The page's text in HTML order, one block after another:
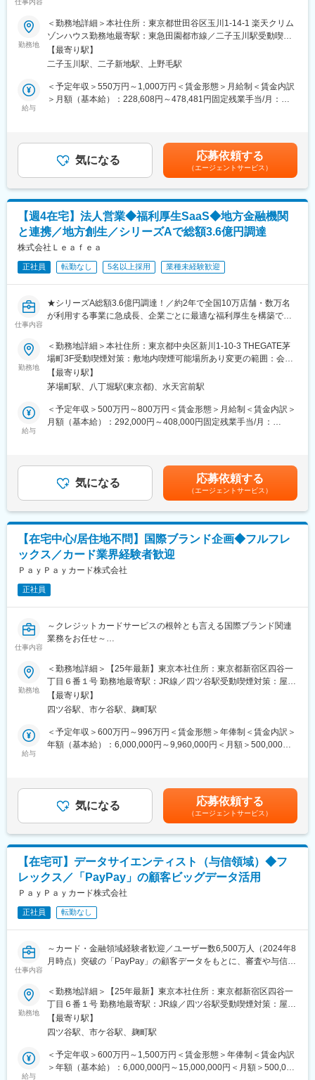
・副業OK
・残業：月間の平均残業時間は6時間程度。
・リモートワーク制度：自宅または会社の指定する就業場所な
ど、働く場所を任意で選択することができます。
■ポジションの魅力：
◎社会的インパクトの大きいデータに関われる
◎大規模なデータ処理を経験できる
数億レコード規模のデータを扱い、サービス本体、営業、マー
するスケーラブルな基盤を構築する経験ができます。
変更の範囲：無
仕事内容
す。ご入社後のパフォーマンスによって将来的には営業グループ
のリーダー・マネージャー、もしくは他部署へのキャリアステッ
プにて事業の中核を担っていただける方の募集となります。営業
スキルを高めるだけではなく、チーム運営やマネジメント領域へ
も踏み込んでいきたい、そして事業の成長とともに自身のキャリ
アアップをしていきたい意欲のある方を求めています。
・宿泊施設様の現状把握（アクセス人数、予約率、予約単価、予
約経路等）
・数値分析・課題抽出を通じ宿泊施設様の課題解決に繋がるソリ
・マーケティング部門・編成部門と連携したプロモーション企画
への参加促進提案
■ポジションの魅力：
【コンサルティング型の営業力やマーケティング知識が身に付
く】
ビジュアル設定や検索タグの最適化など、データと戦略を活用し
て集客効果を最大化するだけではなく、時には施設改修やメニュ
ー開発など、売上に直結するアイデアを一緒に考えることもあ
り、幅広いスキルを身に着けることが可能です。
国内シェアの拡大だけではなく、インバウンド需要に伴いよりサ
ービスとしての成長を拡大しています。
■事業について
採用情報・事業紹介・事業長メッセージ等：
https://corp.rakuten.co.jp/careers/travel/
勤務地
＜勤務地詳細＞本社住所：東京都世田谷区玉川1-14-1 楽天クリム
ゾンハウス勤務地最寄駅：東急田園都市線／二子玉川駅受動喫煙
対策：屋内全面禁煙変更の範囲：会社の定める事業所（リモート
ワーク含む）
【最寄り駅】
二子玉川駅、二子新地駅、上野毛駅
給与
＜予定年収＞550万円～1,000万円＜賃金形態＞月給制＜賃金内訳
＞月額（基本給）：228,608円～478,481円固定残業手当/月：
上記はあくまで想定であり、ご経験、スキルに応じ決定させて頂
きます。■昇給年2回■賞与年2回■決算賞与有賃金はあくまでも目
安の金額であり、選考を通じて上下する可能性があります。月給
(月額)は固定手当を含めた表記です。
気になる 応募依頼する
（エージェントサービス）
【週4在宅】法人営業◆福利厚生SaaS◆地方金融機関
と連携／地方創生／シリーズAで総額3.6億円調達
株式会社Ｌｅａｆｅａ
正社員 転勤なし 5名以上採用 業種未経験歓迎
仕事内容
★シリーズA総額3.6億円調達！／約2年で全国10万店舗・数万名
が利用する事業に急成長、企業ごとに最適な福利厚生を構築でき
★全国の地方金融機関と連携し、地方活性化を推進
★Forbes JAPAN「時代を担う新星たち 2026年注目の日本発スタ
ートアップ100選」に選出
数億円の資金調達を経た成長フェーズにおいて、パートナーセー
ルスをお任せいたします。
銀行員の育成や同行訪問を通じて中小企業への販売拡大を推進し
■業務詳細
（1）金融機関向けOEMサービスの拡販
（2）パートナー企業とのアライアンス推進
・金融機関、HR SaaS企業等と連携した提案機会の創出
・販促施策の企画・実行
（3）パートナー現場の成果最大化に向けた支援
・営業同行／共同提案による受注率向上支援
・数値改善に向けた施策立案・実行
・勉強会／セミナーの企画・実施
・将来的にスポーツチームが抱える収益課題（スポンサー依存）
の解決に向けた事業開発
■組織構成：約20名(20代～40代)
アライアンスセールスを担っていたメンバーなど在籍。
信頼関係を築きながら、数字・目標に捉われず中長期的な目線を
先輩社員への同行やマネジメントとのロープレを通じて業務を習
得いただきます。知識を身につけながら経験を積み、2週間～1か
月程度での独り立ちを目指していただくイメージです。
■同社
2022年創業。本格的な成長を目指すフェーズで、「福利厚生業界
で利用率No.1のアプリ開発」と「ユニークでスピード感のある事
業成長」を推進しています。
従業員はアプリを提示するだけで、全国の提携店舗（飲食店、フ
ィットネスジム、映画館、旅行、美容、育児・介護支援など）で
中小企業を中心に導入が拡大中です。
勤務地
＜勤務地詳細＞本社住所：東京都中央区新川1-10-3 THEGATE茅
場町3F受動喫煙対策：敷地内喫煙可能場所あり変更の範囲：会社
の定める事業所（リモートワーク含む）
【最寄り駅】
茅場町駅、八丁堀駅(東京都)、水天宮前駅
給与
＜予定年収＞500万円～800万円＜賃金形態＞月給制＜賃金内訳＞
月額（基本給）：292,000円～408,000円固定残業手当/月：
出張手当：1泊あたり3,000円支給いたします。賃金はあくまでも
目安の金額であり、選考を通じて上下する可能性があります。月
給(月額)は固定手当を含めた表記です。
気になる 応募依頼する
（エージェントサービス）
【在宅中心/居住地不問】国際ブランド企画◆フルフレ
ックス／カード業界経験者歓迎
ＰａｙＰａｙカード株式会社
正社員
仕事内容
～クレジットカードサービスの根幹とも言える国際ブランド関連
業務をお任せ～
■具体的な業務内容：
・国際ブランドへの各種申請、報告
・国際ブランドからの情報収集、
ならびにグローバル基準に則したクレジットカードのソリューシ
ョン導入等の企画検討
・国際ブランドのルール等に沿った業務の企画・立案・推進
・国際ブランドとのイシュイング
クレジットカードサービスの根幹とも言える国際ブランド関連の
業務に携わることにより、会社への貢献度が高い業務です。
ブランドとのインセンティブ交渉を通じた直接的な利益貢献に加
■組織・チーム紹介：
当ポジションが属する事業推進本部は、ビジネス開発部・ビジネ
ス推進部・ファンドソースマネジメント部・キャッシング推進部
から構成される組織です。
今回募集となる国際ブランド企画グループが属しているビジネス
開発部は、新規ビジネスの企画・推進を実行し、いち早くより良
いサービスをユーザーに提供することを実現するために日々取り
組んでいます。
その中で国際ブランド企画グループは、クレジットカード事業の
ールに則った要件やソリューションの対応を進めたり、イシュイ
ング・アクワイアリング事業を拡大するためにブランドとの協
議・折衝を行うグループとなります。
勤務地
＜勤務地詳細＞【25年最新】東京本社住所：東京都新宿区四谷一
丁目６番１号 勤務地最寄駅：JR線／四ツ谷駅受動喫煙対策：屋内
喫煙可能場所あり変更の範囲：会社の定める事業所（リモートワ
ーク含む）
【最寄り駅】
四ツ谷駅、市ケ谷駅、麹町駅
給与
＜予定年収＞600万円～996万円＜賃金形態＞年俸制＜賃金内訳＞
年額（基本給）：6,000,000円～9,960,000円＜月額＞500,000円
センティブ）を支給（年1回）賃金はあくまでも目安の金額であ
り、選考を通じて上下する可能性があります。月給(月額)は固定手
当を含めた表記です。
気になる 応募依頼する
（エージェントサービス）
【在宅可】データサイエンティスト（与信領域）◆フ
レックス／「PayPay」の顧客ビッグデータ活用
ＰａｙＰａｙカード株式会社
正社員 転勤なし
仕事内容
～カード・金融領域経験者歓迎／ユーザー数6,500万人（2024年8
月時点）突破の「PayPay」の顧客データをもとに、審査や与信限
審査企画本部は、データとデジタルテクノロジーによって事業・
サービス・働き方の変革を推進し、各事業部と伴走しながら、デ
ータドリブンな意思決定を牽引する組織です。
その中で審査分析部は、AIや機械学習を活用した分析を通じて、
審査および債権回収領域の課題解決を担っています。課題抽出か
らモデリング、業務実装、効果検証までを一貫して推進し、事業
勤務地
＜勤務地詳細＞【25年最新】東京本社住所：東京都新宿区四谷一
丁目６番１号 勤務地最寄駅：JR線／四ツ谷駅受動喫煙対策：屋内
喫煙可能場所あり変更の範囲：本文参照
【最寄り駅】
四ツ谷駅、市ケ谷駅、麹町駅
給与
＜予定年収＞600万円～1,500万円＜賃金形態＞年俸制＜賃金内訳
＞年額（基本給）：6,000,000円～15,000,000円＜月額＞500,000